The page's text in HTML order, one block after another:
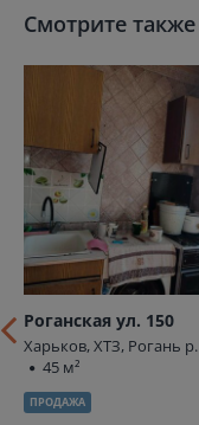
Смотрите также
Роганская ул. 150
Харьков, ХТЗ, Рогань р.
45 м²
ПРОДАЖА